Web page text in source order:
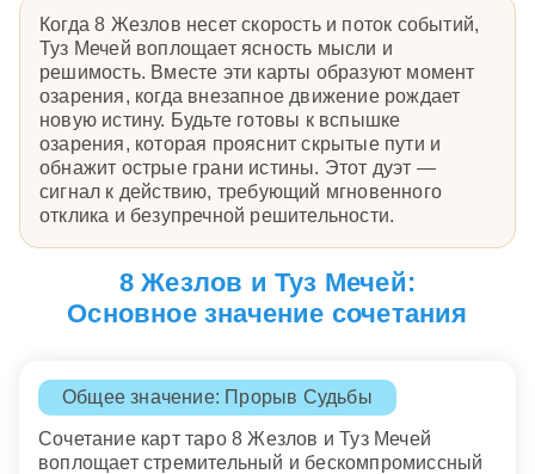
Когда 8 Жезлов несет скорость и поток событий,
Туз Мечей воплощает ясность мысли и
решимость. Вместе эти карты образуют момент
озарения, когда внезапное движение рождает
новую истину. Будьте готовы к вспышке
озарения, которая прояснит скрытые пути и
обнажит острые грани истины. Этот дуэт —
сигнал к действию, требующий мгновенного
отклика и безупречной решительности.
8 Жезлов и Туз Мечей:
Основное значение сочетания
Общее значение: Прорыв Судьбы
Сочетание карт таро 8 Жезлов и Туз Мечей
воплощает стремительный и бескомпромиссный